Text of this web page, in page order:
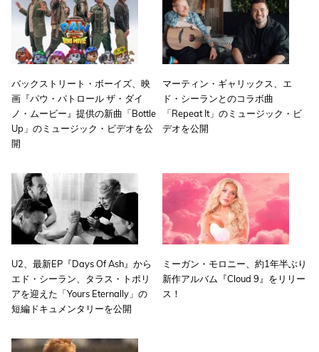
バックストリート・ボーイズ、映
画『パウ・パトロール ザ・ダイ
ノ・ムービー』提供の新曲「Bottle
Up」のミュージック・ビデオを公
開
マーティン・ギャリックス、エ
ド・シーランとのコラボ曲
「Repeat It」のミュージック・ビ
デオを公開
U2、最新EP『Days Of Ash』から
エド・シーラン、タラス・トポリ
アを迎えた「Yours Eternally」の
短編ドキュメンタリーを公開
ミーガン・モロニー、約1年半ぶり
新作アルバム『Cloud 9』をリリー
ス！